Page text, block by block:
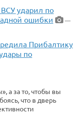
ударил по
ошибки
—
Прибалтику
по
а за то, чтобы вы
что в дверь